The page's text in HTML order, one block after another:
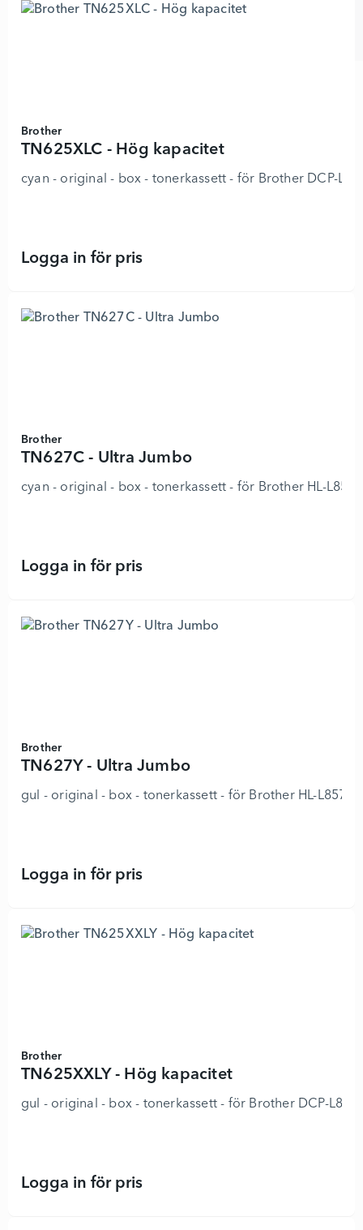
Brother
TN625XLC - Hög kapacitet
cyan - original - box - tonerkassett - för Brother DCP-
Logga in för prisTN625XLC - Hög kapacitet -
Brother
TN627C - Ultra Jumbo
cyan - original - box - tonerkassett - för Brother HL-
Logga in för prisTN627C - Ultra Jumbo - 8923759 -
Brother
TN627Y - Ultra Jumbo
gul - original - box - tonerkassett - för Brother HL-
Logga in för prisTN627Y - Ultra Jumbo - 8923772 -
Brother
TN625XXLY - Hög kapacitet
gul - original - box - tonerkassett - för Brother DCP-
Logga in för prisTN625XXLY - Hög kapacitet -